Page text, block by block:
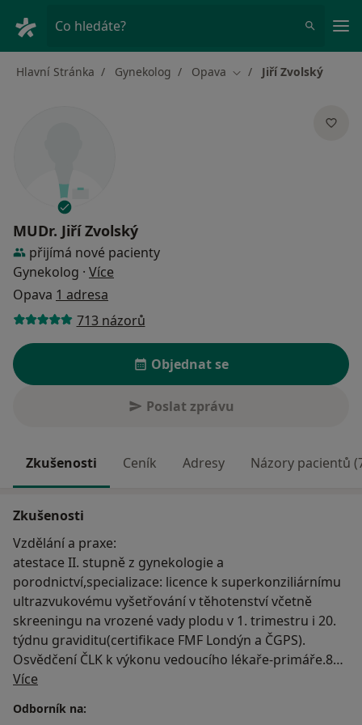
Co hledáte?
Hlavní Stránka Gynekolog Opava Změna města
Jiří Zvolský
MUDr. Jiří Zvolský
přijímá nové pacienty
Gynekolog · Více
Opava 1 adresa
713 názorů
Objednat se
Poslat zprávu
Zkušenosti Ceník Adresy Názory pacientů
Zkušenosti
Vzdělání a praxe:
atestace II. stupně z gynekologie a
porodnictví,specializace: licence k superkonziliárnímu
ultrazvukovému vyšetřování v těhotenství včetně
skreeningu na vrozené vady plodu v 1. trimestru i 20.
týdnu graviditu(certifikace FMF Londýn a ČGPS).
Osvědčení ČLK k výkonu vedoucího lékaře-primáře.8
let praxe v por.gyn.odd. Opava zvl. na porodnickém
úseku.22 let praxe v privátní gynekologické ambulanci.
Diplom ČLK o kontinuálním vzdělávání. Dřívější člen
Více
Odborník na: